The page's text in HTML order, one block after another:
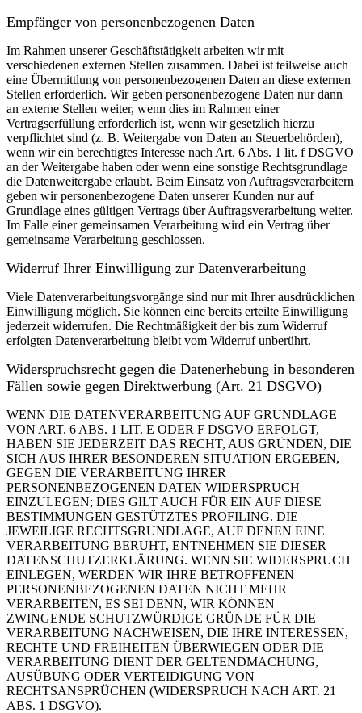
Empfänger von personenbezogenen Daten
Im Rahmen unserer Geschäftstätigkeit arbeiten wir mit
verschiedenen externen Stellen zusammen. Dabei ist teilweise auch
eine Übermittlung von personenbezogenen Daten an diese externen
Stellen erforderlich. Wir geben personenbezogene Daten nur dann
an externe Stellen weiter, wenn dies im Rahmen einer
Vertragserfüllung erforderlich ist, wenn wir gesetzlich hierzu
verpflichtet sind (z. B. Weitergabe von Daten an Steuerbehörden),
wenn wir ein berechtigtes Interesse nach Art. 6 Abs. 1 lit. f DSGVO
an der Weitergabe haben oder wenn eine sonstige Rechtsgrundlage
die Datenweitergabe erlaubt. Beim Einsatz von Auftragsverarbeitern
geben wir personenbezogene Daten unserer Kunden nur auf
Grundlage eines gültigen Vertrags über Auftragsverarbeitung weiter.
Im Falle einer gemeinsamen Verarbeitung wird ein Vertrag über
gemeinsame Verarbeitung geschlossen.
Widerruf Ihrer Einwilligung zur Datenverarbeitung
Viele Datenverarbeitungsvorgänge sind nur mit Ihrer ausdrücklichen
Einwilligung möglich. Sie können eine bereits erteilte Einwilligung
jederzeit widerrufen. Die Rechtmäßigkeit der bis zum Widerruf
erfolgten Datenverarbeitung bleibt vom Widerruf unberührt.
Widerspruchsrecht gegen die Datenerhebung in besonderen
Fällen sowie gegen Direktwerbung (Art. 21 DSGVO)
WENN DIE DATENVERARBEITUNG AUF GRUNDLAGE
VON ART. 6 ABS. 1 LIT. E ODER F DSGVO ERFOLGT,
HABEN SIE JEDERZEIT DAS RECHT, AUS GRÜNDEN, DIE
SICH AUS IHRER BESONDEREN SITUATION ERGEBEN,
GEGEN DIE VERARBEITUNG IHRER
PERSONENBEZOGENEN DATEN WIDERSPRUCH
EINZULEGEN; DIES GILT AUCH FÜR EIN AUF DIESE
BESTIMMUNGEN GESTÜTZTES PROFILING. DIE
JEWEILIGE RECHTSGRUNDLAGE, AUF DENEN EINE
VERARBEITUNG BERUHT, ENTNEHMEN SIE DIESER
DATENSCHUTZERKLÄRUNG. WENN SIE WIDERSPRUCH
EINLEGEN, WERDEN WIR IHRE BETROFFENEN
PERSONENBEZOGENEN DATEN NICHT MEHR
VERARBEITEN, ES SEI DENN, WIR KÖNNEN
ZWINGENDE SCHUTZWÜRDIGE GRÜNDE FÜR DIE
VERARBEITUNG NACHWEISEN, DIE IHRE INTERESSEN,
RECHTE UND FREIHEITEN ÜBERWIEGEN ODER DIE
VERARBEITUNG DIENT DER GELTENDMACHUNG,
AUSÜBUNG ODER VERTEIDIGUNG VON
RECHTSANSPRÜCHEN (WIDERSPRUCH NACH ART. 21
ABS. 1 DSGVO).